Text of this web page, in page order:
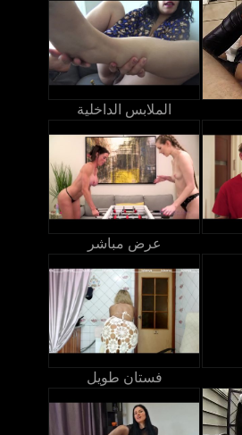
الملابس الداخلية
عرض مباشر
فستان طويل